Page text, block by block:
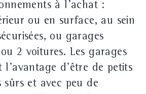
à l'achat :
ou en surface, au sein
ou garages
2 voitures. Les garages
l'avantage d'être de petits
sûrs et avec peu de